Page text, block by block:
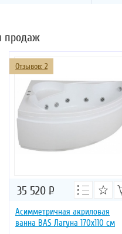
продаж
Отзывов: 2
Асимметричная акриловая
ванна BAS Лагуна 170х110 см
35 520 Р